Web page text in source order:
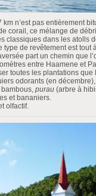
km n’est pas entièrement
corail, ce mélange de
classiques dans les atolls
type de revêtement est tout
part un chemin que
entre Haamene et
toutes les plantations que
odorants (en
purau (arbre à
et bananiers.
olfactif.